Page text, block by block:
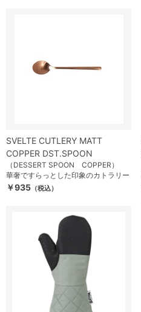
SVELTE CUTLERY MATT
COPPER DST.SPOON
（DESSERT SPOON COPPER）
華奢ですらっとした印象のカトラリー
￥935 （税込）